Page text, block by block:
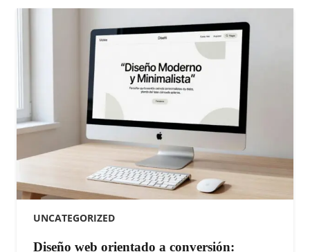
UNCATEGORIZED
Diseño web orientado a conversión: